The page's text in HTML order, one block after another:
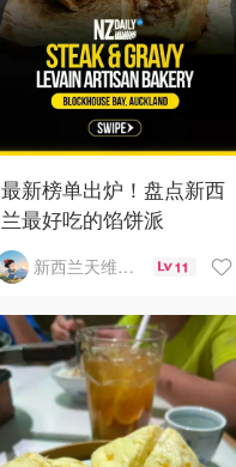
最新榜单出炉！盘点新西
兰最好吃的馅饼派
新西兰天维导购 11